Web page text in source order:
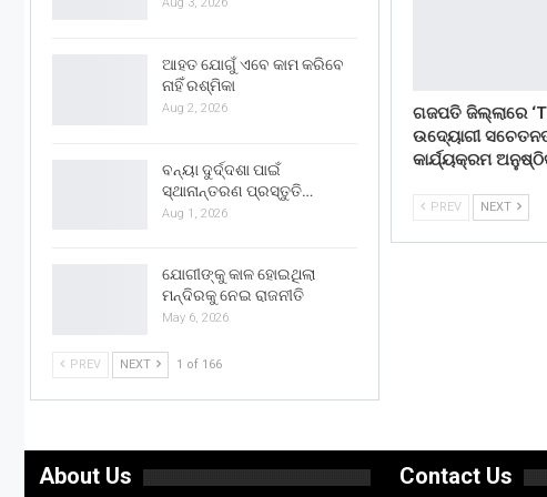
ଗଜପତି ଜିଲ୍ଲାରେ
ଉଦ୍ୟୋଗୀ
କାର୍ଯ୍ୟକ୍ରମ
PREV NEXT
Aug 3, 2026
ଆହତ ଯୋଗୁଁ ଏବେ କାମ କରିବେ
ନାହିଁ ରଶ୍ମିକା
Aug 2, 2026
ବନ୍ୟା ଦୁର୍ଦ୍ଦଶା ପାଇଁ
ସ୍ଥାନାନ୍ତରଣ ପ୍ରସ୍ତୁତି…
Aug 1, 2026
ଯୋଗୀଙ୍କୁ କାଳ ହୋଇଥିଲା
ମନ୍ଦିରକୁ ନେଇ ରାଜନୀତି
May 6, 2026
PREV NEXT 1 of 166
About Us Contact Us